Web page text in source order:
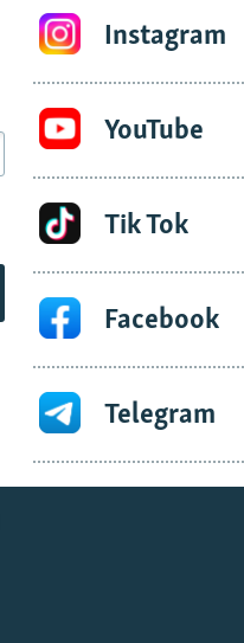
Instagram
YouTube
Tik Tok
Facebook
Telegram